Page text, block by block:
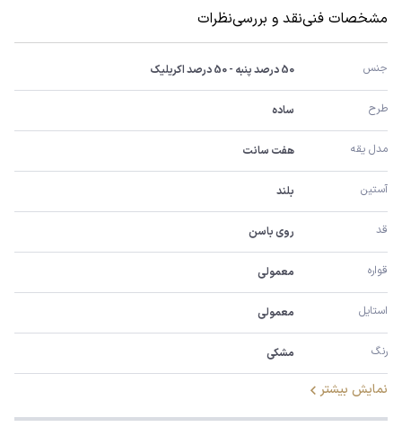
مشخصات فنینقد و بررسینظرات
جنس 50 درصد پنبه - 50 درصد اکریلیک
طرح ساده
مدل یقه هفت سانت
آستین بلند
قد روی باسن
قواره معمولی
استایل معمولی
رنگ مشکی
نمایش بیشتر